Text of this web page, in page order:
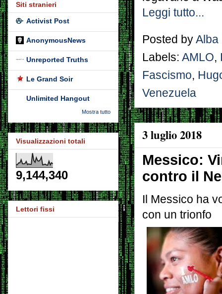
Leggi tutto...
Posted by Alba
Labels: AMLO,
Fascismo,
Venezuela
3 luglio 2018
Messico:
contro il
Il Messico ha
con un trionfo
Siti stranieri
Activist Post
AnonymousNews
Unreported Truths
Le Grand Soir
Unlimited Hangout
Mostra tutto
Visualizzazioni totali
9,144,340
Lettori fissi